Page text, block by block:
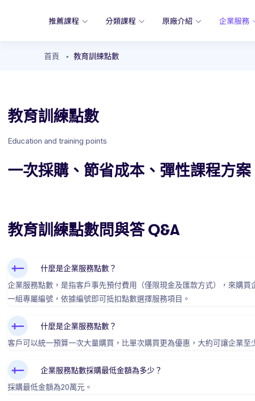
推薦課程 分類課程 原廠介紹 企業服務
首頁 教育訓練點數
教育訓練點數
Education and training points
一次採購、節省成本、彈性課程方
教育訓練點數問與答 Q&A
什麼是企業服務點數？
企業服務點數，是指客戶事先預付費用（僅限現金及匯款方式），來購
一組專屬編號，依據編號即可抵扣點數選擇服務項目。
什麼是企業服務點數？
客戶可以統一預算一次大量購買，比單次購買更為優惠，大約可讓企業至
企業服務點數採購最低金額為多少？
採購最低金額為20萬元。